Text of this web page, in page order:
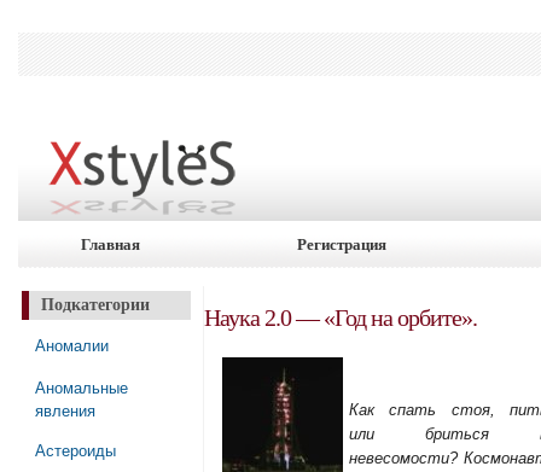
Главная Регистрация
Подкатегории
Аномалии
Аномальные
явления
Астероиды
Наука 2.0 — «Год на орбите».
Как спать стоя,
или бриться
невесомости?